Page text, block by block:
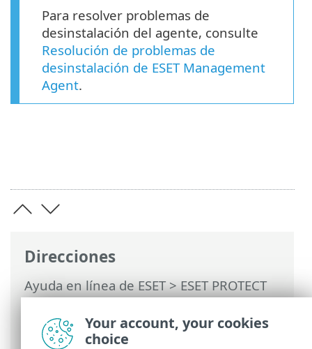
Direcciones
Ayuda en línea de ESET>ESET PROTECT
On-Prem>Desinstalar> Linux:
actualizar, reinstalar o desinstalar
componentes de ESET PROTECT
Para resolver problemas de
desinstalación del agente, consulte
Resolución de problemas de
desinstalación de ESET Management
Agent.
Your account, your cookies
choice